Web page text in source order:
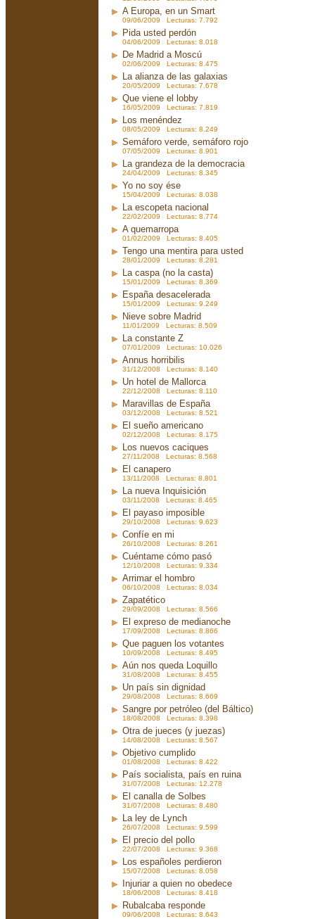
A Europa, en un Smart
09/06/2009 Lecturas: 7.792
Pida usted perdón
04/06/2009 Lecturas: 8.018
De Madrid a Moscú
02/06/2009 Lecturas: 8.475
La alianza de las galaxias
20/05/2009 Lecturas: 7.678
Que viene el lobby
16/05/2009 Lecturas: 7.819
Los menéndez
08/05/2009 Lecturas: 8.249
Semáforo verde, semáforo rojo
07/05/2009 Lecturas: 8.901
La grandeza de la democracia
24/04/2009 Lecturas: 8.345
Yo no soy ése
15/04/2009 Lecturas: 8.038
La escopeta nacional
22/02/2009 Lecturas: 8.774
A quemarropa
01/02/2009 Lecturas: 8.405
Tengo una mentira para usted
28/01/2009 Lecturas: 8.281
La caspa (no la casta)
15/01/2009 Lecturas: 8.369
España desacelerada
15/01/2009 Lecturas: 9.249
Nieve sobre Madrid
11/01/2009 Lecturas: 8.509
La constante Z
07/01/2009 Lecturas: 10.026
Annus horribilis
31/12/2008 Lecturas: 8.140
Un hotel de Mallorca
22/12/2008 Lecturas: 8.110
Maravillas de España
03/12/2008 Lecturas: 8.521
El sueño americano
02/12/2008 Lecturas: 8.175
Los nuevos caciques
27/11/2008 Lecturas: 8.568
El canapero
13/11/2008 Lecturas: 8.801
La nueva Inquisición
03/11/2008 Lecturas: 8.465
El payaso imposible
29/10/2008 Lecturas: 9.623
Confíe en mi
26/10/2008 Lecturas: 8.261
Cuéntame cómo pasó
12/10/2008 Lecturas: 9.334
Arrimar el hombro
06/10/2008 Lecturas: 8.034
Zapatético
29/09/2008 Lecturas: 8.566
El expreso de medianoche
17/09/2008 Lecturas: 8.866
Que paguen los votantes
10/09/2008 Lecturas: 8.495
Aún nos queda Loquillo
31/08/2008 Lecturas: 8.455
Un país sin dignidad
29/08/2008 Lecturas: 8.669
Sangre por petróleo (del Báltico)
18/08/2008 Lecturas: 8.398
Otra de jueces (y juezas)
14/08/2008 Lecturas: 8.567
Objetivo cumplido
01/08/2008 Lecturas: 8.422
País socialista, país en ruina
31/07/2008 Lecturas: 12.278
El canalla de Solbes
31/07/2008 Lecturas: 8.480
La ley de Lynch
26/07/2008 Lecturas: 9.599
El precio del pollo
22/07/2008 Lecturas: 9.368
Los españoles perdieron
15/07/2008 Lecturas: 8.058
Injuriar a quien no obedece
18/06/2008 Lecturas: 8.418
Rubalcaba responde
09/06/2008 Lecturas: 8.643